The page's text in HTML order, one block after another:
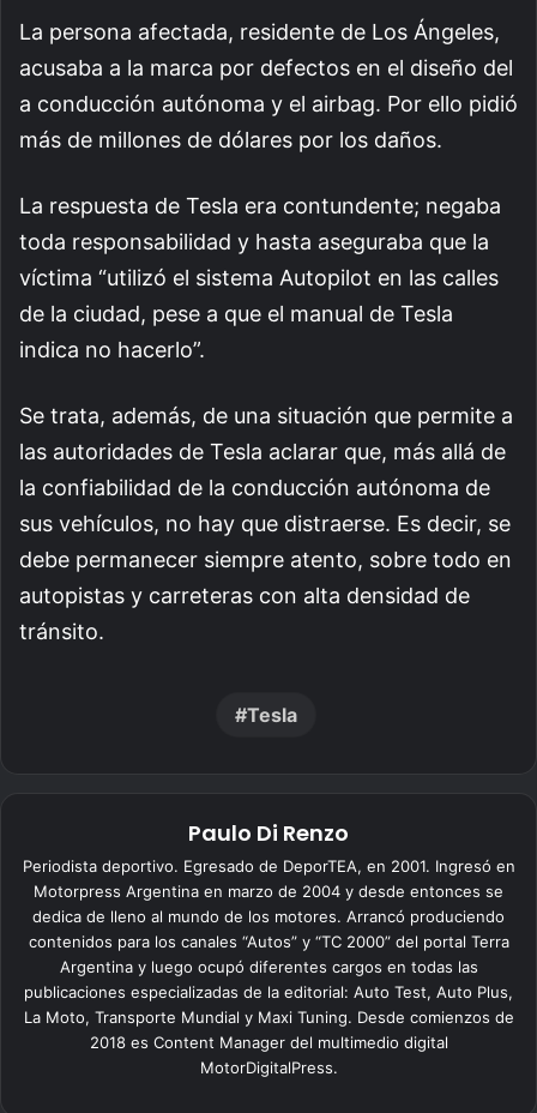
La persona afectada, residente de Los Ángeles,
acusaba a la marca por defectos en el diseño del
a conducción autónoma y el airbag. Por ello pidió
más de millones de dólares por los daños.
La respuesta de Tesla era contundente; negaba
toda responsabilidad y hasta aseguraba que la
víctima “utilizó el sistema Autopilot en las calles
de la ciudad, pese a que el manual de Tesla
indica no hacerlo”.
Se trata, además, de una situación que permite a
las autoridades de Tesla aclarar que, más allá de
la confiabilidad de la conducción autónoma de
sus vehículos, no hay que distraerse. Es decir, se
debe permanecer siempre atento, sobre todo en
autopistas y carreteras con alta densidad de
tránsito.
Tesla
Paulo Di Renzo
Periodista deportivo. Egresado de DeporTEA, en 2001. Ingresó en
Motorpress Argentina en marzo de 2004 y desde entonces se
dedica de lleno al mundo de los motores. Arrancó produciendo
contenidos para los canales “Autos” y “TC 2000” del portal Terra
Argentina y luego ocupó diferentes cargos en todas las
publicaciones especializadas de la editorial: Auto Test, Auto Plus,
La Moto, Transporte Mundial y Maxi Tuning. Desde comienzos de
2018 es Content Manager del multimedio digital
MotorDigitalPress.